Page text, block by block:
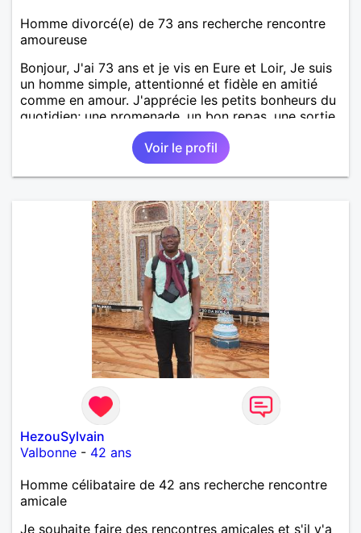
Homme divorcé(e) de 73 ans recherche rencontre
amoureuse
Bonjour, J'ai 73 ans et je vis en Eure et Loir, Je suis
un homme simple, attentionné et fidèle en amitié
comme en amour. J'apprécie les petits bonheurs du
quotidien; une promenade, un bon repas, une sortie,
une discision agréable ou un moment de détente à
deux. Je souhaite rencontrer une femme douce,
honnête et bienveillante, avec qui partager des
moments de complicité, de rire et de confiance. Je
une belle amitié et qu'il n'est jamais trop tard pour
écrire une nouvelle histoire. Si vous aimez les
échanges sincères, les valeurs de respect et de
simplicité, nous pourrions faire connaissance autour
d'un café suivi d'une balade, sans précipitation et
laisser le temps faire le reste. Au plaisir de vous lire.
Voir le profil
HezouSylvain
Valbonne - 42 ans
Homme célibataire de 42 ans recherche rencontre
amicale
Je souhaite faire des rencontres amicales et s'il y'a